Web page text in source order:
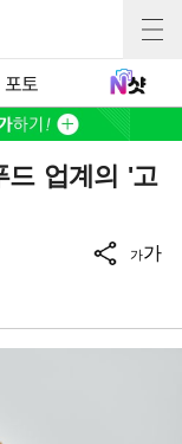
포토
업계의 '고
가가